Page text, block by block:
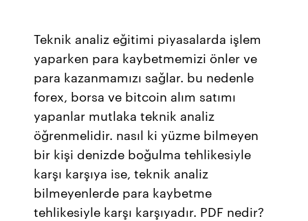
Teknik analiz eğitimi piyasalarda işlem
yaparken para kaybetmemizi önler ve
para kazanmamızı sağlar. bu nedenle
forex, borsa ve bitcoin alım satımı
yapanlar mutlaka teknik analiz
öğrenmelidir. nasıl ki yüzme bilmeyen
bir kişi denizde boğulma tehlikesiyle
karşı karşıya ise, teknik analiz
bilmeyenlerde para kaybetme
tehlikesiyle karşı karşıyadır. PDF nedir?